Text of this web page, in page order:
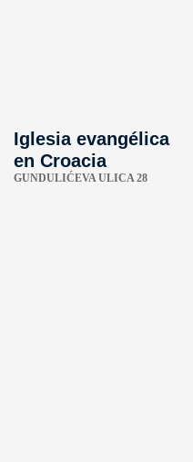
Iglesia evangélica
en Croacia
GUNDULIĆEVA ULICA 28